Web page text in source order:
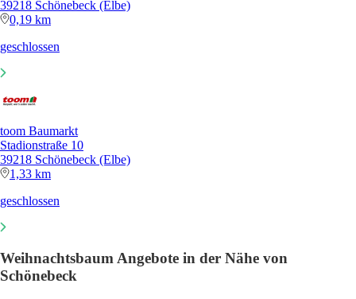
39218 Schönebeck (Elbe)
0,19 km
geschlossen
toom Baumarkt
Stadionstraße 10
39218 Schönebeck (Elbe)
1,33 km
geschlossen
Weihnachtsbaum Angebote in der Nähe von
Schönebeck